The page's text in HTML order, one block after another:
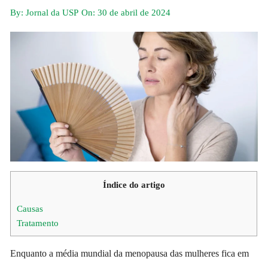
By: Jornal da USP On:30 de abril de 2024
Índice do artigo
Causas
Tratamento
Enquanto a média mundial da menopausa das mulheres fica em